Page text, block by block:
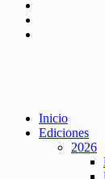
Inicio
Ediciones
2026